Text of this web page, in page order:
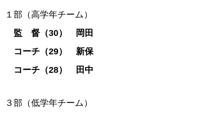
１部（高学年チーム）
監 督（30） 岡田
コーチ（29） 新保
コーチ（28） 田中
３部（低学年チーム）